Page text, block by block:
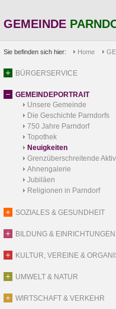
GEMEINDE
Sie befinden sich hier: Home
BÜRGERSERVICE
GEMEINDEPORTRAIT
Unsere Gemeinde
Die Geschichte Parndorfs
750 Jahre Parndorf
Topothek
Neuigkeiten
Grenzüberschreitende
Ahnengalerie
Jubiläen
Religionen in Parndorf
SOZIALES & GESUNDHEIT
BILDUNG & EINRICHTUNGEN
KULTUR, VEREINE &
UMWELT & NATUR
WIRTSCHAFT & VERKEHR